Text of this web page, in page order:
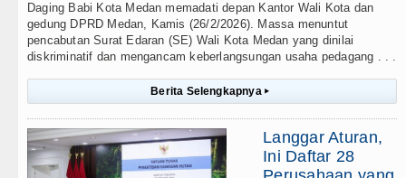
Daging Babi Kota Medan memadati depan Kantor Wali Kota dan
gedung DPRD Medan, Kamis (26/2/2026). Massa menuntut
pencabutan Surat Edaran (SE) Wali Kota Medan yang dinilai
diskriminatif dan mengancam keberlangsungan usaha pedagang . . .
Berita Selengkapnya ▸
Langgar Aturan,
Ini Daftar 28